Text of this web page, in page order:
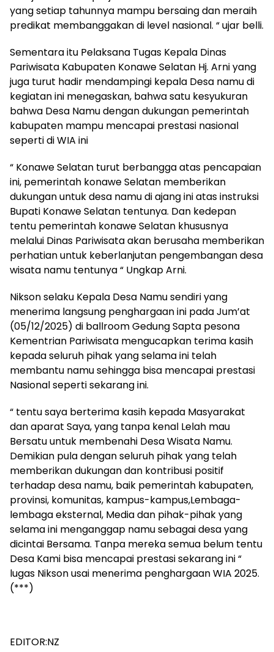
yang setiap tahunnya mampu bersaing dan meraih
predikat membanggakan di level nasional. “ ujar belli.
Sementara itu Pelaksana Tugas Kepala Dinas
Pariwisata Kabupaten Konawe Selatan Hj. Arni yang
juga turut hadir mendampingi kepala Desa namu di
kegiatan ini menegaskan, bahwa satu kesyukuran
bahwa Desa Namu dengan dukungan pemerintah
kabupaten mampu mencapai prestasi nasional
seperti di WIA ini
“ Konawe Selatan turut berbangga atas pencapaian
ini, pemerintah konawe Selatan memberikan
dukungan untuk desa namu di ajang ini atas instruksi
Bupati Konawe Selatan tentunya. Dan kedepan
tentu pemerintah konawe Selatan khususnya
melalui Dinas Pariwisata akan berusaha memberikan
perhatian untuk keberlanjutan pengembangan desa
wisata namu tentunya “ Ungkap Arni.
Nikson selaku Kepala Desa Namu sendiri yang
menerima langsung penghargaan ini pada Jum’at
(05/12/2025) di ballroom Gedung Sapta pesona
Kementrian Pariwisata mengucapkan terima kasih
kepada seluruh pihak yang selama ini telah
membantu namu sehingga bisa mencapai prestasi
Nasional seperti sekarang ini.
“ tentu saya berterima kasih kepada Masyarakat
dan aparat Saya, yang tanpa kenal Lelah mau
Bersatu untuk membenahi Desa Wisata Namu.
Demikian pula dengan seluruh pihak yang telah
memberikan dukungan dan kontribusi positif
terhadap desa namu, baik pemerintah kabupaten,
provinsi, komunitas, kampus-kampus,Lembaga-
lembaga eksternal, Media dan pihak-pihak yang
selama ini menganggap namu sebagai desa yang
dicintai Bersama. Tanpa mereka semua belum tentu
Desa Kami bisa mencapai prestasi sekarang ini “
lugas Nikson usai menerima penghargaan WIA 2025.
(***)
EDITOR:NZ